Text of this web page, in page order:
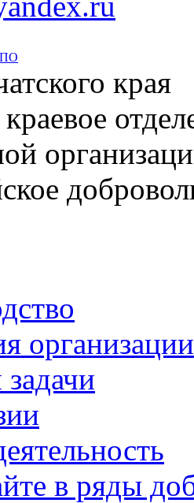
края
организации
в ряды